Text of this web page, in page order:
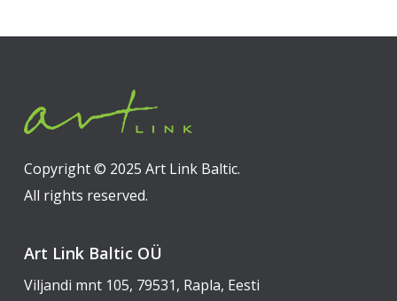
Copyright © 2025 Art Link Baltic.
All rights reserved.
Art Link Baltic OÜ
Viljandi mnt 105, 79531, Rapla, Eesti